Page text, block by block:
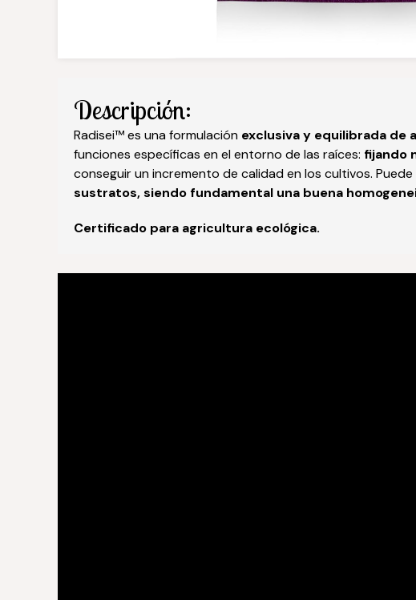
Descripción:
Radisei™ es una formulación exclusiva y equilibrada de
funciones específicas en el entorno de las raíces: fijando
conseguir un incremento de calidad en los cultivos.
sustratos, siendo fundamental una buena
Certificado para agricultura ecológica.